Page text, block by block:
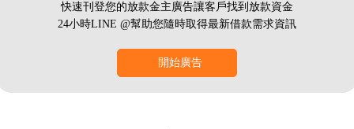
快速刊登您的放款金主廣告讓客戶找到放款資金
24小時LINE @幫助您隨時取得最新借款需求資訊
開始廣告